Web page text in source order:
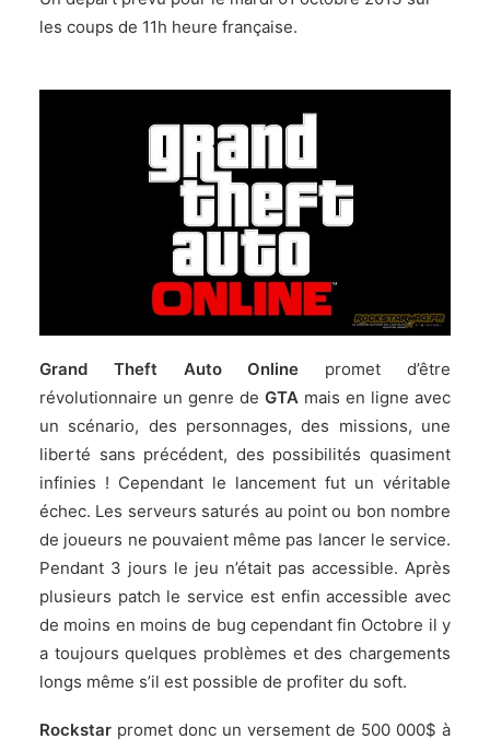
les coups de 11h heure française.
Grand Theft Auto Online promet d’être
révolutionnaire un genre de GTA mais en ligne avec
un scénario, des personnages, des missions, une
liberté sans précédent, des possibilités quasiment
infinies ! Cependant le lancement fut un véritable
échec. Les serveurs saturés au point ou bon nombre
de joueurs ne pouvaient même pas lancer le service.
Pendant 3 jours le jeu n’était pas accessible. Après
plusieurs patch le service est enfin accessible avec
de moins en moins de bug cependant fin Octobre il y
a toujours quelques problèmes et des chargements
longs même s’il est possible de profiter du soft.
Rockstar promet donc un versement de 500 000$ à